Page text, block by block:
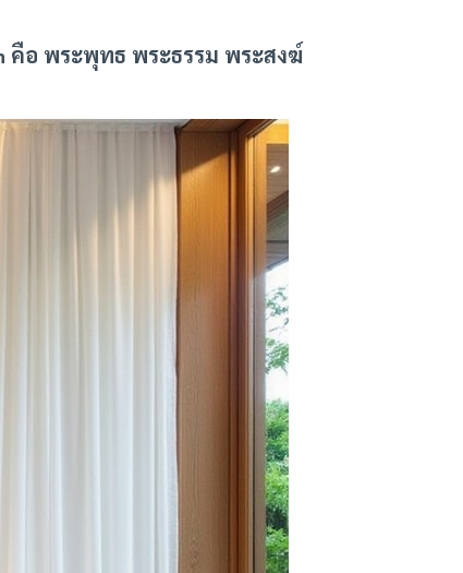
คือ พระพุทธ พระธรรม พระสงฆ์